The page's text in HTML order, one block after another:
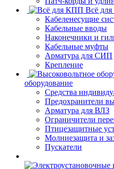
Всё
Кабеленесущие
Кабельные вводы
Наконечники и
Кабельные муфты
Арматура для СИП
Крепление
оборудование
Средства
Предохранители
Арматура для ВЛЗ
Ограничители
Птицезащитные
Молниезащита и
Пускатели